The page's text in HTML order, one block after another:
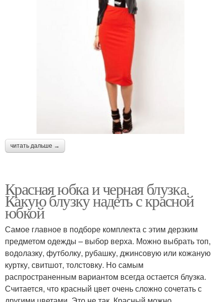
читать дальше →
Красная юбка и черная блузка.
Какую блузку надеть с красной
юбкой
Самое главное в подборе комплекта с этим дерзким
предметом одежды – выбор верха. Можно выбрать топ,
водолазку, футболку, рубашку, джинсовую или кожаную
куртку, свитшот, толстовку. Но самым
распространенным вариантом всегда остается блузка.
Считается, что красный цвет очень сложно сочетать с